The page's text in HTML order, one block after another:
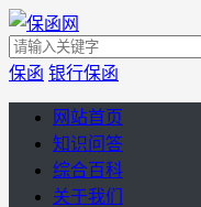
保函 银行保函
网站首页
知识问答
综合百科
关于我们